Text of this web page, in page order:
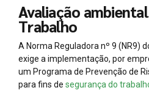
Avaliação
Trabalho
A Norma Reguladora nº 9 (NR9)
exige a implementação, por
um Programa de Prevenção de
para fins de segurança do